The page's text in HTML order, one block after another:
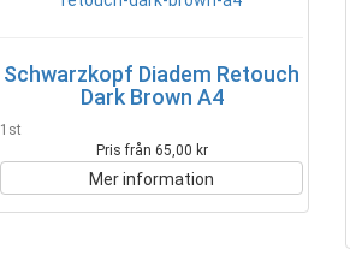
Schwarzkopf Diadem Retouch
Dark Brown A4
1st
Pris från 65,00 kr
Mer information